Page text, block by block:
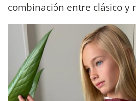
combinación entre clásico y